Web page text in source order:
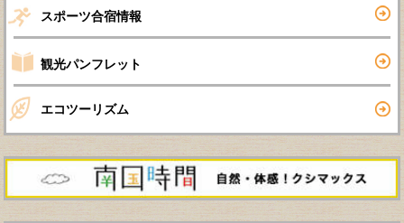
スポーツ合宿情報
観光パンフレット
エコツーリズム